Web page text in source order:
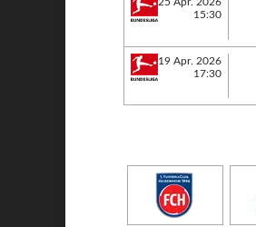
15:30
19 Apr. 2026
17:30